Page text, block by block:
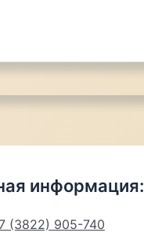
информация:
(3822) 905-740